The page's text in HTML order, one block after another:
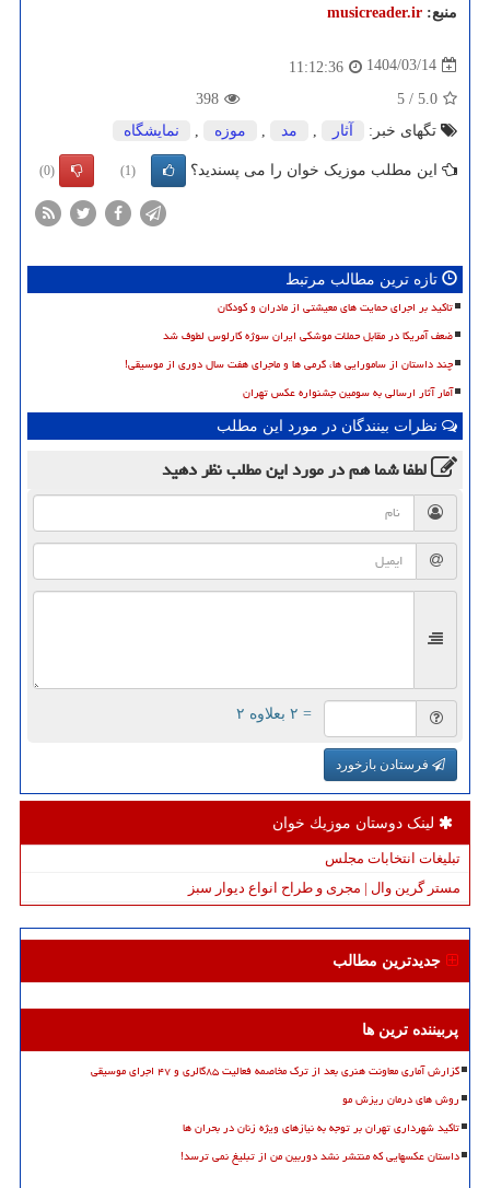
منبع: musicreader.ir
1404/03/14
11:12:36
5.0
/
5
398
تگهای خبر:
آثار مد موزه نمایشگاه
این مطلب موزیک خوان را می پسندید؟ (1)
(0)
تازه ترین مطالب مرتبط
تاکید بر اجرای حمایت های معیشتی از مادران و کودکان
ضعف آمریکا در مقابل حملات موشکی ایران سوژه کارلوس لطوف شد
چند داستان از سامورایی ها، گرمی ها و ماجرای هفت سال دوری از موسیقی!
آمار آثار ارسالی به سومین جشنواره عکس تهران
نظرات بینندگان در مورد این مطلب
لطفا شما همدر مورد این مطلبنظر دهید
= ۲ بعلاوه ۲
فرستادن بازخورد
لینک دوستان موزیك خوان
تبلیغات انتخابات مجلس
مستر گرین وال | مجری و طراح انواع دیوار سبز
جدیدترین مطالب
پربیننده ترین ها
گزارش آماری معاونت هنری بعد از ترک مخاصمه فعالیت ۸۵گالری و ۴۷ اجرای موسیقی
روش های درمان ریزش مو
تاکید شهرداری تهران بر توجه به نیازهای ویژه زنان در بحران ها
داستان عکسهایی که منتشر نشد دوربین من از تبلیغ نمی ترسد!